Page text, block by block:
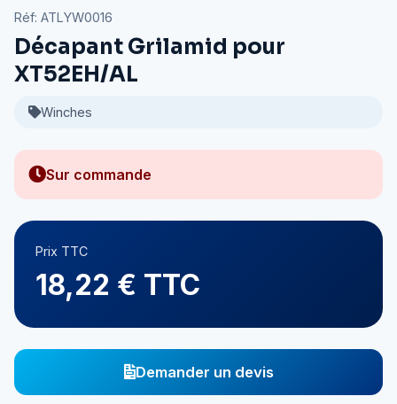
Réf: ATLYW0016
Décapant Grilamid pour
XT52EH/AL
Winches
Sur commande
Prix TTC
18,22 € TTC
Demander un devis